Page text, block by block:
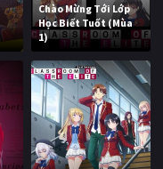
Chào Mừng Tới Lớp
Học Biết Tuốt (Mùa
1)